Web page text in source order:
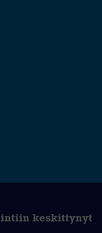
keskittynyt